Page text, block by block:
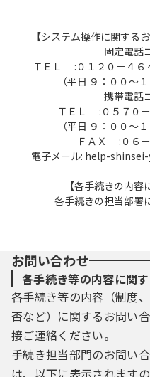
【システム操作に関する
固定電話
ＴＥＬ :０１２０－４６
（平日 ９：００～１
携帯電話
ＴＥＬ :０５７０－
（平日 ９：００～１
ＦＡＸ :０６
電子メール: help-
【各手続きの内容
各手続きの担当部署
お問い合わせ
各手続き等の内容に関
各手続き等の内容（制度
否など）に関するお問い
接ご連絡ください。
手続き担当部門のお問い